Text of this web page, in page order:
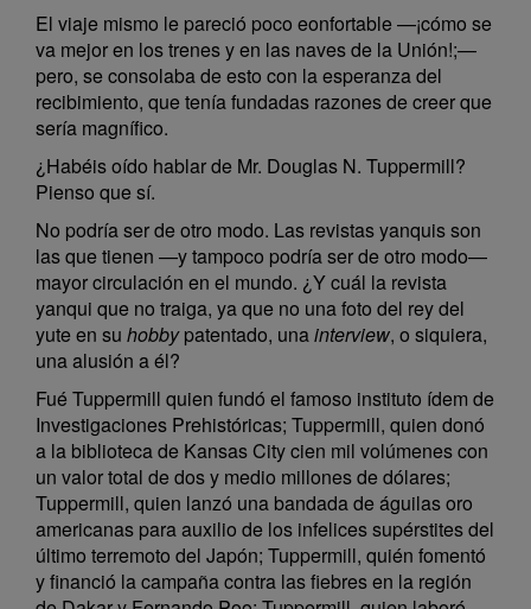
El viaje mismo le pareció poco eonfortable —¡cómo se
va mejor en los trenes y en las naves de la Unión!;—
pero, se consolaba de esto con la esperanza del
recibimiento, que tenía fundadas razones de creer que
sería magnífico.
¿Habéis oído hablar de Mr. Douglas N. Tuppermill?
Pienso que sí.
No podría ser de otro modo. Las revistas yanquis son
las que tienen —y tampoco podría ser de otro modo—
mayor circulación en el mundo. ¿Y cuál la revista
yanqui que no traiga, ya que no una foto del rey del
yute en su hobbypatentado, unainterview, o siquiera,
una alusión a él?
Fué Tuppermill quien fundó el famoso instituto ídem de
Investigaciones Prehistóricas; Tuppermill, quien donó
a la biblioteca de Kansas City cien mil volúmenes con
un valor total de dos y medio millones de dólares;
Tuppermill, quien lanzó una bandada de águilas oro
americanas para auxilio de los infelices supérstites del
último terremoto del Japón; Tuppermill, quién fomentó
y financió la campaña contra las fiebres en la región